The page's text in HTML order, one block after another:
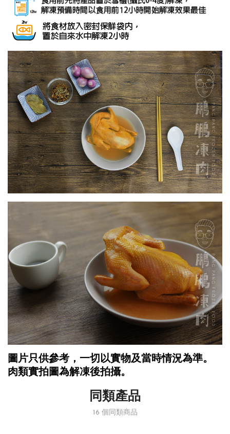
圖片只供參考，一切以實物及當時情況為準。
肉類實拍圖為解凍後拍攝。
同類產品
16 個同類商品